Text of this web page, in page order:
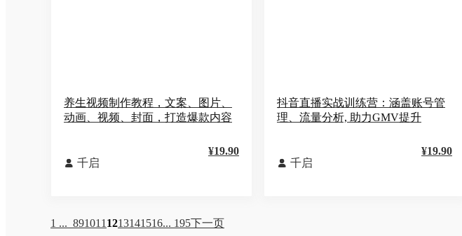
养生视频制作教程，文案、图片、
动画、视频、封面，打造爆款内容
 千启
¥19.90
抖音直播实战训练营：涵盖账号管
理、流量分析, 助力GMV提升
 千启
¥19.90
1 ... 891011 1213141516... 195下一页